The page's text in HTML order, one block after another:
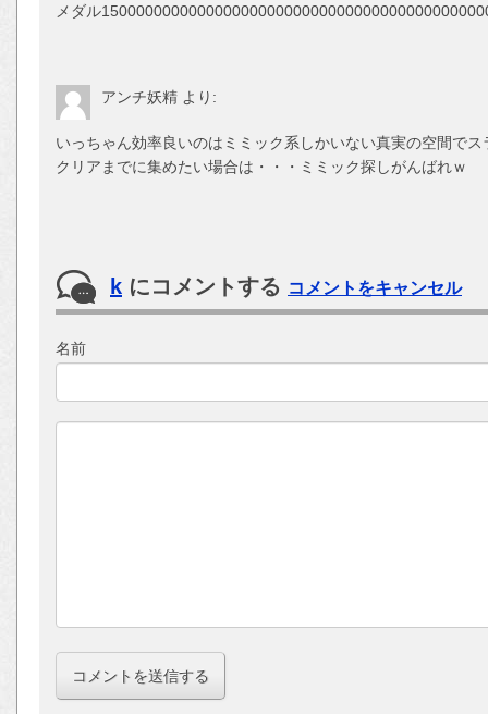
メダル
アンチ妖精 より:
いっちゃん効率良いのはミミック系しかいない真実の空間で
クリアまでに集めたい場合は・・・ミミック探しがんばれｗ
k にコメントする コメントをキャンセル
名前